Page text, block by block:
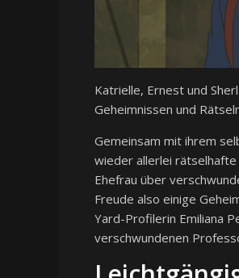
Katrielle, Ernest und
Geheimnissen und
Gemeinsam mit ihrem
wieder allerlei
Ehefrau über
Freude also einige
Yard-Profilerin Emiliana
verschwundenen